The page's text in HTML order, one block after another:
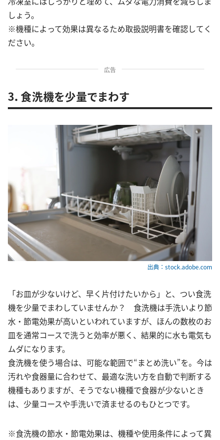
しょう。
※機種によって効果は異なるため取扱説明書を確認してく
ださい。
広告
3．食洗機を少量でまわす
出典：stock.adobe.com
「お皿が少ないけど、早く片付けたいから」と、つい食洗
機を少量でまわしていませんか？ 食洗機は手洗いより節
水・節電効果が高いといわれていますが、ほんの数枚のお
皿を通常コースで洗うと効率が悪く、結果的に水も電気も
ムダになります。
食洗機を使う場合は、可能な範囲で“まとめ洗い”を。今は
汚れや食器量に合わせて、最適な洗い方を自動で判断する
機種もありますが、そうでない機種で食器が少ないとき
は、少量コースや手洗いで済ませるのもひとつです。
※食洗機の節水・節電効果は、機種や使用条件によって異